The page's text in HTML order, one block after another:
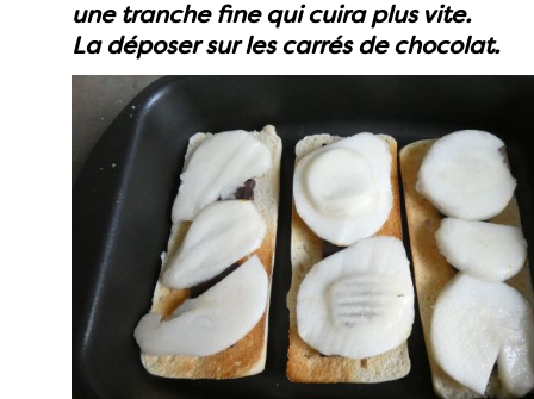
une tranche fine qui cuira plus vite.
La déposer sur les carrés de chocolat.